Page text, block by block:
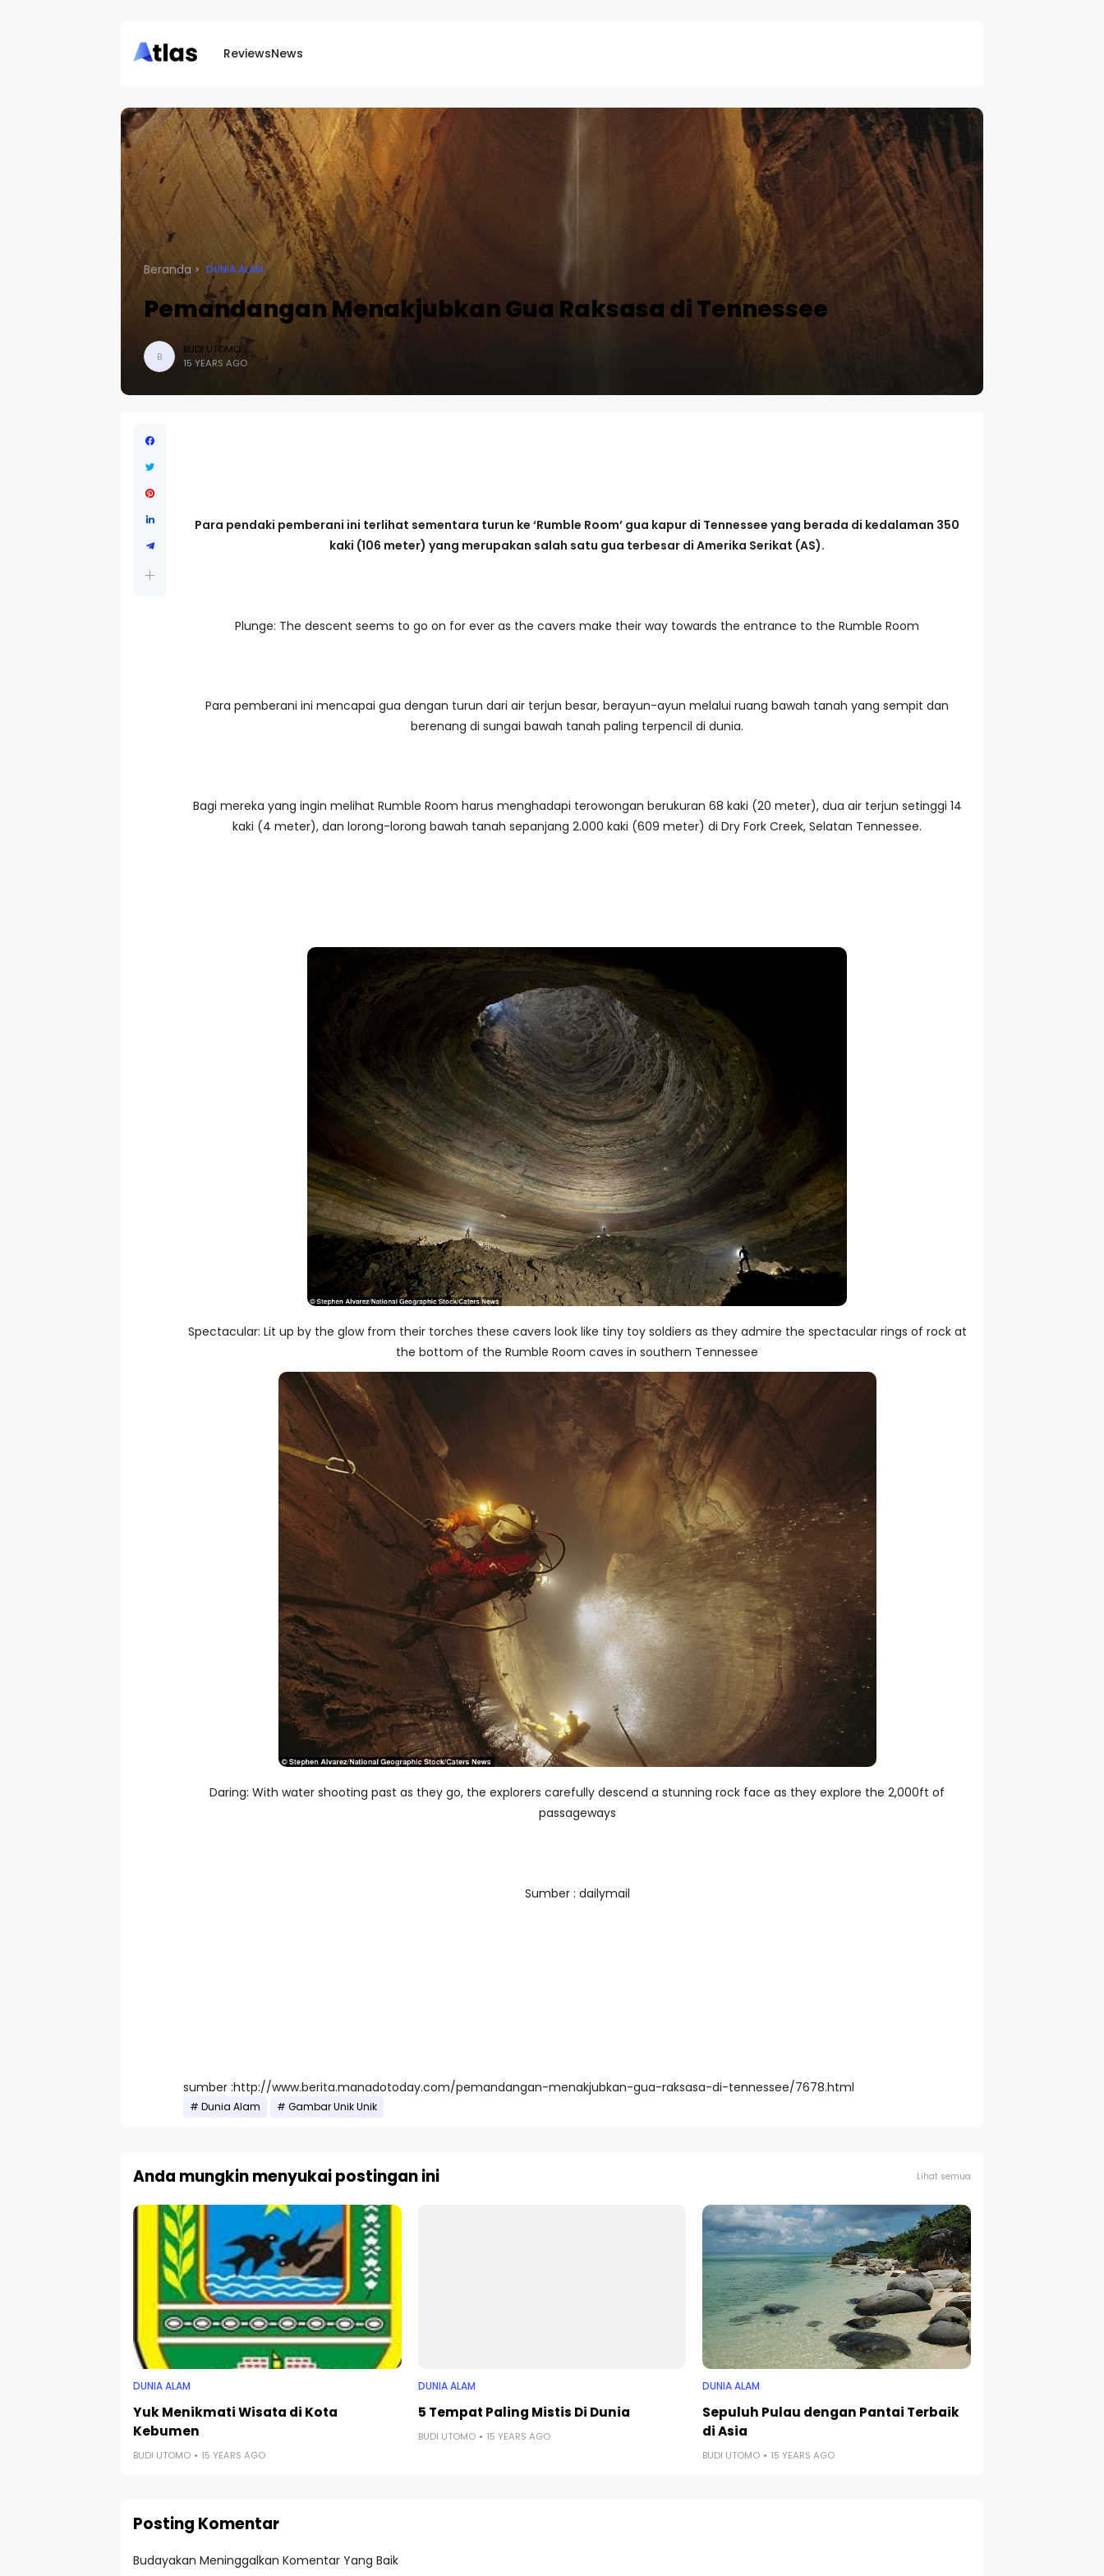
ReviewsNews
Beranda DUNIA ALAM
Pemandangan Menakjubkan Gua Raksasa di Tennessee
B
BUDI UTOMO
15 YEARS AGO
Para pendaki pemberani ini terlihat sementara turun ke ‘Rumble Room’ gua kapur di Tennessee yang berada di kedalaman 350
kaki (106 meter) yang merupakan salah satu gua terbesar di Amerika Serikat (AS).
Plunge: The descent seems to go on for ever as the cavers make their way towards the entrance to the Rumble Room
Para pemberani ini mencapai gua dengan turun dari air terjun besar, berayun-ayun melalui ruang bawah tanah yang sempit dan
berenang di sungai bawah tanah paling terpencil di dunia.
Bagi mereka yang ingin melihat Rumble Room harus menghadapi terowongan berukuran 68 kaki (20 meter), dua air terjun setinggi 14
kaki (4 meter), dan lorong-lorong bawah tanah sepanjang 2.000 kaki (609 meter) di Dry Fork Creek, Selatan Tennessee.
Spectacular: Lit up by the glow from their torches these cavers look like tiny toy soldiers as they admire the spectacular rings of rock at
the bottom of the Rumble Room caves in southern Tennessee
Daring: With water shooting past as they go, the explorers carefully descend a stunning rock face as they explore the 2,000ft of
passageways
Sumber : dailymail
sumber :http://www.berita.manadotoday.com/pemandangan-menakjubkan-gua-raksasa-di-tennessee/7678.html
Dunia Alam Gambar Unik Unik
Anda mungkin menyukai postingan ini Lihat semua
DUNIA ALAM
Yuk Menikmati Wisata di Kota
Kebumen
BUDI UTOMO 15 YEARS AGO
DUNIA ALAM
5 Tempat Paling Mistis Di Dunia
BUDI UTOMO 15 YEARS AGO
DUNIA ALAM
Sepuluh Pulau dengan Pantai Terbaik
di Asia
BUDI UTOMO 15 YEARS AGO
Posting Komentar
Budayakan Meninggalkan Komentar Yang Baik